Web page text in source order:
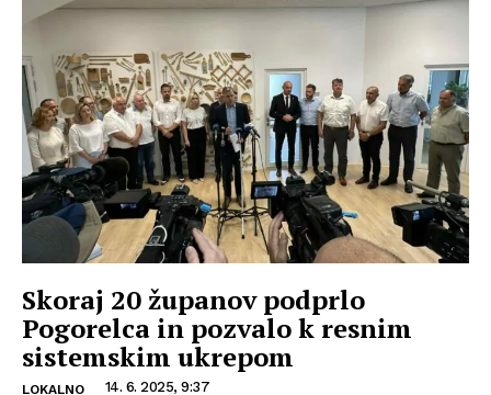
Skoraj 20 županov podprlo
Pogorelca in pozvalo k resnim
sistemskim ukrepom
LOKALNO 14. 6. 2025, 9:37